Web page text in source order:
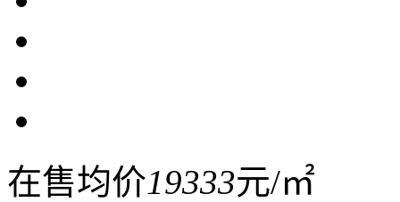
在售均价19333元/㎡